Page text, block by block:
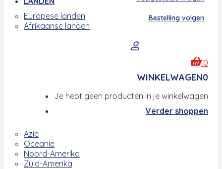
Bestelling volgen
0
WINKELWAGEN0
Je hebt geen producten in je winkelwagen
Verder shoppen
Europese landen
Afrikaanse landen
Azië
Oceanië
Noord-Amerika
Zuid-Amerika